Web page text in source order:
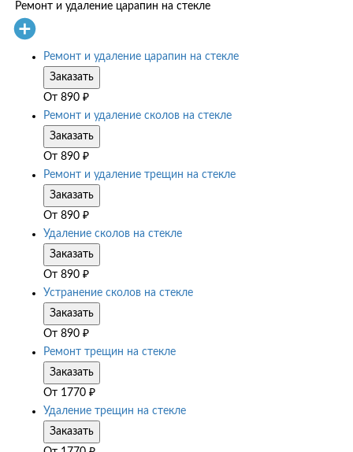
Ремонт и удаление царапин на стекле
Ремонт и удаление царапин на стекле
Заказать
От 890 ₽
Ремонт и удаление сколов на стекле
Заказать
От 890 ₽
Ремонт и удаление трещин на стекле
Заказать
От 890 ₽
Удаление сколов на стекле
Заказать
От 890 ₽
Устранение сколов на стекле
Заказать
От 890 ₽
Ремонт трещин на стекле
Заказать
От 1770 ₽
Удаление трещин на стекле
Заказать